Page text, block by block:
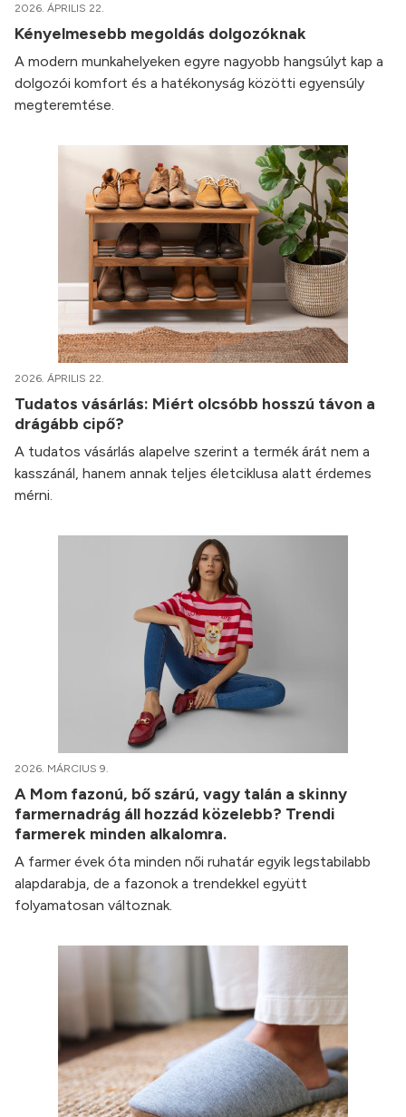
2026. ÁPRILIS 22.
Kényelmesebb megoldás dolgozóknak
A modern munkahelyeken egyre nagyobb hangsúlyt kap a
dolgozói komfort és a hatékonyság közötti egyensúly
megteremtése.
2026. ÁPRILIS 22.
Tudatos vásárlás: Miért olcsóbb hosszú távon a
drágább cipő?
A tudatos vásárlás alapelve szerint a termék árát nem a
kasszánál, hanem annak teljes életciklusa alatt érdemes
mérni.
2026. MÁRCIUS 9.
A Mom fazonú, bő szárú, vagy talán a skinny
farmernadrág áll hozzád közelebb? Trendi
farmerek minden alkalomra.
A farmer évek óta minden női ruhatár egyik legstabilabb
alapdarabja, de a fazonok a trendekkel együtt
folyamatosan változnak.